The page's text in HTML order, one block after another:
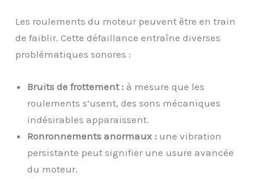
Les roulements du moteur peuvent être en train
de faiblir. Cette défaillance entraîne diverses
problématiques sonores :
Bruits de frottement : à mesure que les
roulements s’usent, des sons mécaniques
indésirables apparaissent.
Ronronnements anormaux : une vibration
persistante peut signifier une usure avancée
du moteur.